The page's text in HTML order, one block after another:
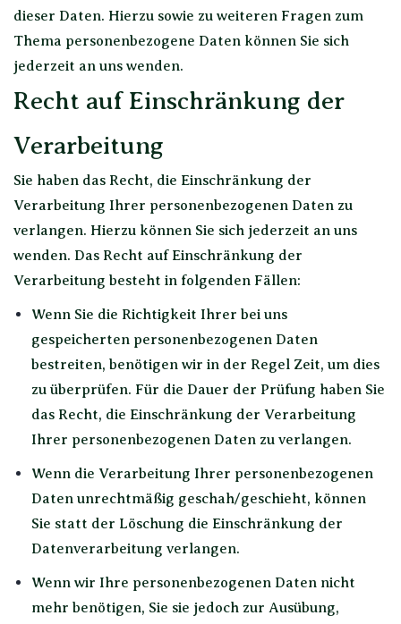
dieser Daten. Hierzu sowie zu weiteren Fragen zum
Thema personenbezogene Daten können Sie sich
jederzeit an uns wenden.
Recht auf Einschränkung der
Verarbeitung
Sie haben das Recht, die Einschränkung der
Verarbeitung Ihrer personenbezogenen Daten zu
verlangen. Hierzu können Sie sich jederzeit an uns
wenden. Das Recht auf Einschränkung der
Verarbeitung besteht in folgenden Fällen:
Wenn Sie die Richtigkeit Ihrer bei uns
gespeicherten personenbezogenen Daten
bestreiten, benötigen wir in der Regel Zeit, um dies
zu überprüfen. Für die Dauer der Prüfung haben Sie
das Recht, die Einschränkung der Verarbeitung
Ihrer personenbezogenen Daten zu verlangen.
Wenn die Verarbeitung Ihrer personenbezogenen
Daten unrechtmäßig geschah/geschieht, können
Sie statt der Löschung die Einschränkung der
Datenverarbeitung verlangen.
Wenn wir Ihre personenbezogenen Daten nicht
mehr benötigen, Sie sie jedoch zur Ausübung,